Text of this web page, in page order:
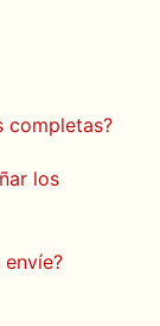
completas?
los